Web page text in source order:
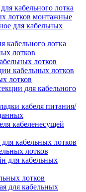
кабельного лотка
лотков монтажные
для кабельных
кабельного лотка
лотков
лотков
кабельных лотков
лотков
для кабельного
кабеля питания/
кабеленесущей
кабельных лотков
лотков
для кабельных
лотков
для кабельных